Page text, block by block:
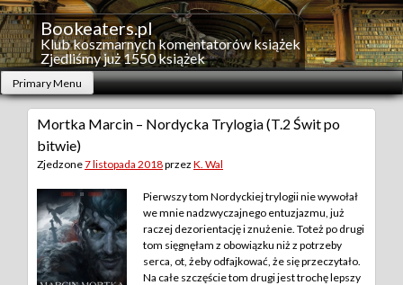
Skip
to
content
Bookeaters.pl
Klub koszmarnych komentatorów książek
Zjedliśmy już 1550 książek
Primary Menu
Mortka Marcin – Nordycka Trylogia (T.2 Świt po
bitwie)
Zjedzone7 listopada 2018przez K. Wal
Pierwszy tom Nordyckiej trylogii nie wywołał
we mnie nadzwyczajnego entuzjazmu, już
raczej dezorientację i znużenie. Toteż po drugi
tom sięgnęłam z obowiązku niż z potrzeby
serca, ot, żeby odfajkować, że się przeczytało.
Na całe szczęście tom drugi jest trochę lepszy